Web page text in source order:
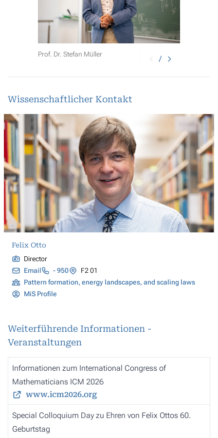
Prof. Dr. Stefan Müller /
Wissenschaftlicher Kontakt
Felix Otto
Director
Email
- 950
F2 01
Pattern formation, energy landscapes, and scaling laws
MiS Profile
Weiterführende Informationen -
Veranstaltungen
Informationen zum International Congress of
Mathematicians ICM 2026
www.icm2026.org
Special Colloquium Day zu Ehren von Felix Ottos 60.
Geburtstag